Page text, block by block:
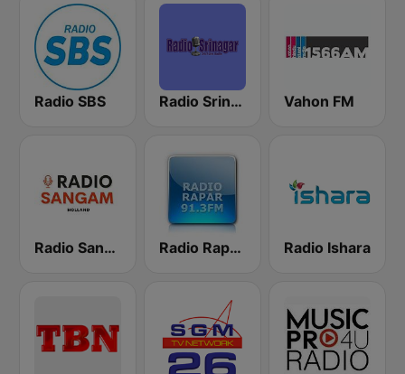
Radio SBS Radio Srinagar Vahon FM
Radio Sangam Radio Rapar Suriname Radio Ishara